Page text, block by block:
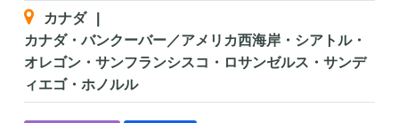
カナダ
カナダ・バンクーバー／アメリカ西海岸・シアトル・
オレゴン・サンフランシスコ・ロサンゼルス・サンデ
ィエゴ・ホノルル